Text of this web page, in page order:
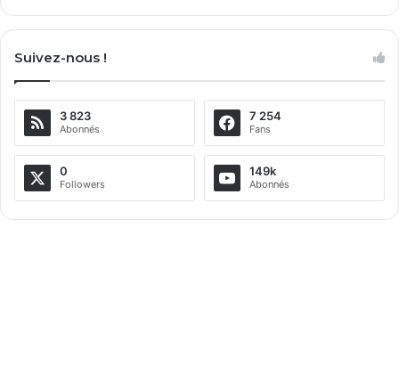
t
n
t
i
Suivez-nous !
3 823
Abonnés
7 254
Fans
0
Followers
149k
Abonnés